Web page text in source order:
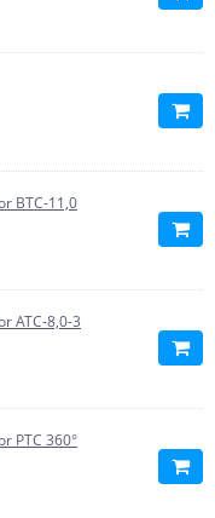
BTC-11,0
ATC-8,0-3
PTC 360°